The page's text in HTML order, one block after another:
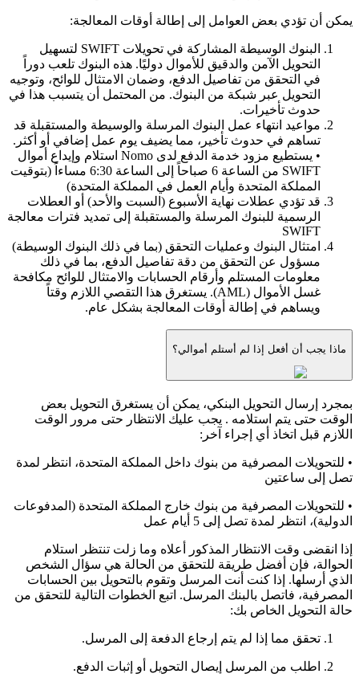
يمكن أن تؤدي بعض العوامل إلى إطالة أوقات المعالجة:
البنوك الوسيطة المشاركة في تحويلات SWIFT لتسهيل
التحويل الآمن والدقيق للأموال دوليًا. هذه البنوك تلعب دوراً
في التحقق من تفاصيل الدفع، وضمان الامتثال للوائح، وتوجيه
التحويل عبر شبكة من البنوك. من المحتمل أن يتسبب هذا في
حدوث تأخيرات.
مواعيد انتهاء عمل البنوك المرسلة والوسيطة والمستقبلة قد
تساهم في حدوث تأخير، مما يضيف يوم عمل إضافي أو أكثر.
• يستطيع مزود خدمة الدفع لدى Nomo استلام وإيداع أموال
SWIFT من الساعة 6 صباحاً إلى الساعة 6:30 مساءاً (بتوقيت
المملكة المتحدة وأيام العمل في المملكة المتحدة)
قد تؤدي عطلات نهاية الأسبوع (السبت والأحد) أو العطلات
الرسمية للبنوك المرسلة والمستقبلة إلى تمديد فترات معالجة
SWIFT
امتثال البنوك وعمليات التحقق (بما في ذلك البنوك الوسيطة)
مسؤول عن التحقق من دقة تفاصيل الدفع، بما في ذلك
معلومات المستلم وأرقام الحسابات والامتثال للوائح مكافحة
غسل الأموال (AML). يستغرق هذا التقصي اللازم وقتاً
ويساهم في إطالة أوقات المعالجة بشكل عام.
ماذا يجب أن أفعل إذا لم أستلم أموالي؟
بمجرد إرسال التحويل البنكي، يمكن أن يستغرق التحويل بعض
الوقت حتى يتم استلامه . يجب عليك الانتظار حتى مرور الوقت
اللازم قبل اتخاذ أي إجراء آخر:
• للتحويلات المصرفية من بنوك داخل المملكة المتحدة، انتظر لمدة
تصل إلى ساعتين
• للتحويلات المصرفية من بنوك خارج المملكة المتحدة (المدفوعات
الدولية)، انتظر لمدة تصل إلى 5 أيام عمل
إذا انقضى وقت الانتظار المذكور أعلاه وما زلت تنتظر استلام
الحوالة، فإن أفضل طريقة للتحقق من الحالة هي سؤال الشخص
الذي أرسلها. إذا كنت أنت المرسل وتقوم بالتحويل بين الحسابات
المصرفية، فاتصل بالبنك المرسل. اتبع الخطوات التالية للتحقق من
حالة التحويل الخاص بك:
تحقق مما إذا لم يتم إرجاع الدفعة إلى المرسل.
اطلب من المرسل إيصال التحويل أو إثبات الدفع.